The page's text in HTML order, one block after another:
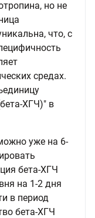
но не
что, с
средах.
ХГЧ)" в
уже на 6-
бета-ХГЧ
на 1-2 дня
в период
бета-ХГЧ